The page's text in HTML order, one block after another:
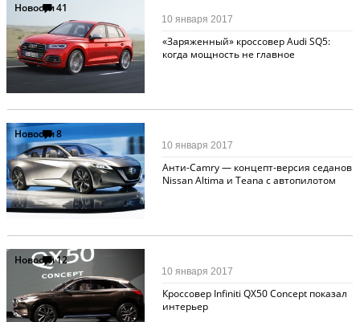
Новости41
«Заряженный» кроссовер Audi SQ5:
когда мощность не главное
10 января 2017
Новости8
Анти-Camry — концепт-версия седанов
Nissan Altima и Teana с автопилотом
10 января 2017
Новости12
Кроссовер Infiniti QX50 Concept показал
интерьер
10 января 2017